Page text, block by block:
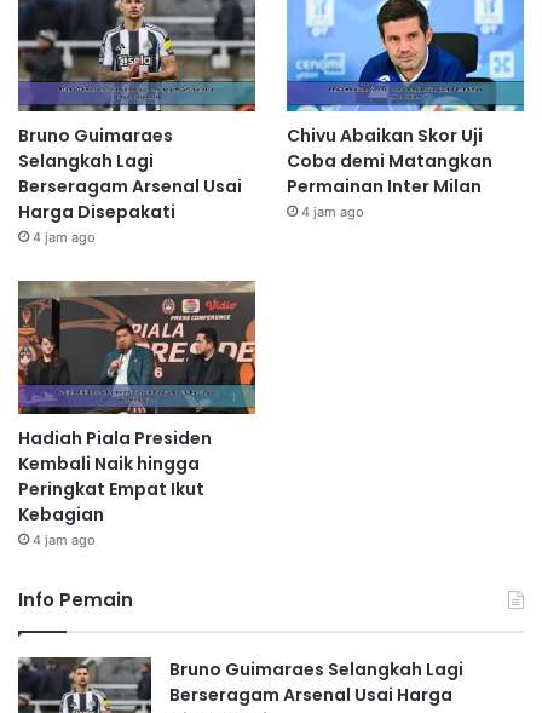
Bruno Guimaraes
Selangkah Lagi
Berseragam Arsenal Usai
Harga Disepakati
4 jam ago
Chivu Abaikan Skor Uji
Coba demi Matangkan
Permainan Inter Milan
4 jam ago
Hadiah Piala Presiden
Kembali Naik hingga
Peringkat Empat Ikut
Kebagian
4 jam ago
Info Pemain
Bruno Guimaraes Selangkah Lagi
Berseragam Arsenal Usai Harga